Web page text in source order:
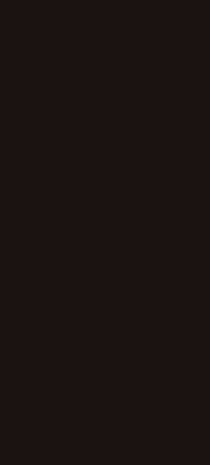
l’architecture.
les Backlogs et
en permanence.
et assistent
systèmes par le
de
sur le
travaille avec les
prioriser